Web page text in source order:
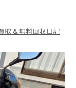
取＆無料回収日記